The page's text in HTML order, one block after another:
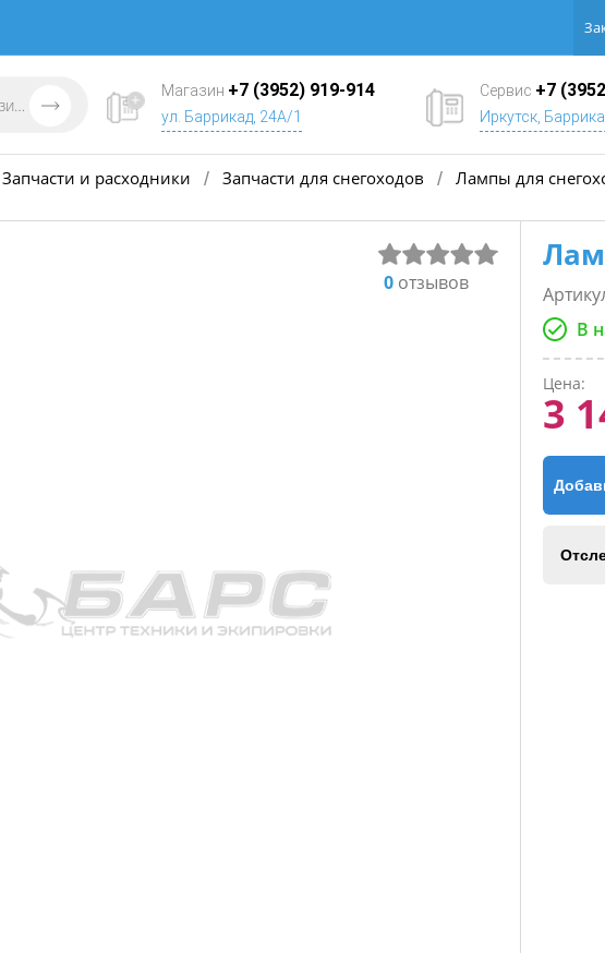
Магазин +7 (3952) 919-914
ул. Баррикад, 24А/1
Сервис +7
Иркутск,
Запчасти и расходники / Запчасти для снегоходов / Лампы для
0отзывов
В
Цена:
3